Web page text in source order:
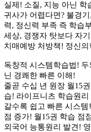
실제! 소질, 지능 아닌 학
귀사가 어렵다면? 불경
력, 정신력 부족 즉 학습
세상, 경쟁자 탓보다 자
치매예방 처방책! 정신
독창적 시스템학습법!
닌 경쾌한 빠른 이해!
줄곧 수십 년 원장 월15
습! 라이프니츠 학습원리
갈수록 쉽고 빠른 시스
점 증가! 월15권 학습 점
외국어 능통원리 발견!